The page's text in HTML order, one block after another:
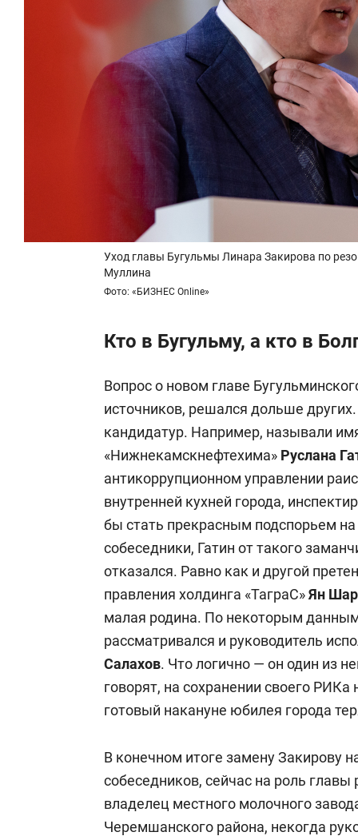
Уход главы Бугульмы Линара Закирова по
Муллина
Фото: «БИЗНЕС Online»
Кто в Бугульму, а кто в
Вопрос о новом главе
источников, решался дольше
кандидатур. Например, называли
«Нижнекамскнефтехима» Руслана
антикоррупционном управлении
внутренней кухней города,
бы стать прекрасным подспорьем
собеседники, Гатин от такого
отказался. Равно как и другой
правления холдинга «ТаграС»Ян
малая родина. По некоторым
рассматривался и руководитель
Салахов. Что логично — он один из
говорят, на сохранении своего
готовый накануне юбилея города
В конечном итоге замену Закирову
собеседников, сейчас на роль
владелец местного молочного
Черемшанского района, некогда